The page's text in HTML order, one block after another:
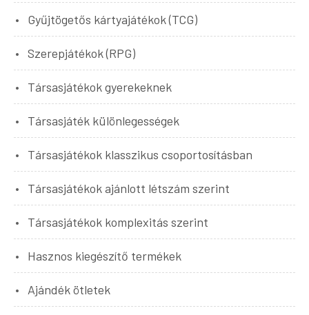
Gyűjtögetős kártyajátékok (TCG)
Szerepjátékok (RPG)
Társasjátékok gyerekeknek
Társasjáték különlegességek
Társasjátékok klasszikus csoportosításban
Társasjátékok ajánlott létszám szerint
Társasjátékok komplexitás szerint
Hasznos kiegészítő termékek
Ajándék ötletek